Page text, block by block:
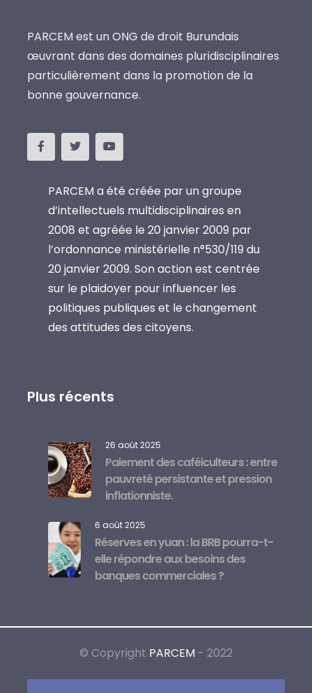
PARCEM est un ONG de droit Burundais
œuvrant dans des domaines pluridisciplinaires
particulièrement dans la promotion de la
bonne gouvernance.
PARCEM a été créée par un groupe
d’intellectuels multidisciplinaires en
2008 et agréée le 20 janvier 2009 par
l’ordonnance ministérielle n°530/119 du
20 janvier 2009. Son action est centrée
sur le plaidoyer pour influencer les
politiques publiques et le changement
des attitudes des citoyens.
Plus récents
26 août 2025
Paiement des caféiculteurs : entre
pauvreté persistante et pression
inflationniste.
6 août 2025
Réserves en yuan : la BRB pourra-t-
elle répondre aux besoins des
banques commerciales ?
© Copyright PARCEM - 2022